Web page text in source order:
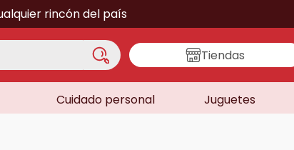
rincón del país
Tiendas
Cuidado personal Juguetes